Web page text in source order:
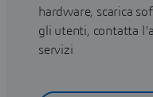
hardware, scarica
gli utenti, contatta
servizi